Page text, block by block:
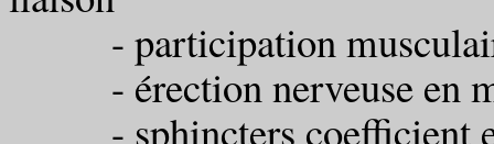
- participation
- érection nerveuse en
- sphincters coefficient